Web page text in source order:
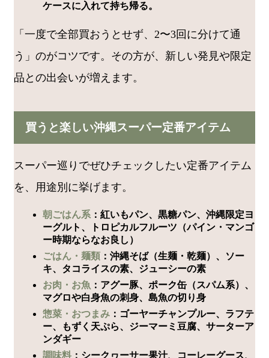
ケースに入れて持ち帰る。
「一度で全部買おうとせず、2〜3回に分けて通
う」のがコツです。その方が、新しい発見や限定
品との出会いが増えます。
買うと楽しい沖縄スーパー定番アイテム
スーパー巡りでぜひチェックしたい定番アイテム
を、用途別に挙げます。
朝ごはん系 ：紅いもパン、黒糖パン、沖縄限定ヨ
ーグルト、トロピカルフルーツ（パイン・マンゴ
ー時期ならなお良し）
ごはん・麺類 ：沖縄そば（生麺・乾麺）、ソー
キ、タコライスの素、ジューシーの素
お肉・お魚 ：アグー豚、ポーク缶（スパム系）、
マグロや白身魚の刺身、島魚の切り身
惣菜・おつまみ ：ゴーヤーチャンプルー、ラフテ
ー、もずく天ぷら、ジーマーミ豆腐、サーターア
ンダギー
調味料 ：シークヮーサー果汁、コーレーグース、